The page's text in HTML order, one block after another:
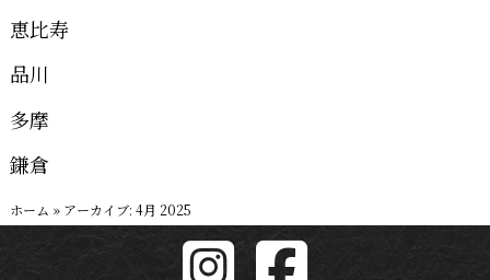
恵比寿
品川
多摩
鎌倉
ホーム » アーカイブ: 4月 2025